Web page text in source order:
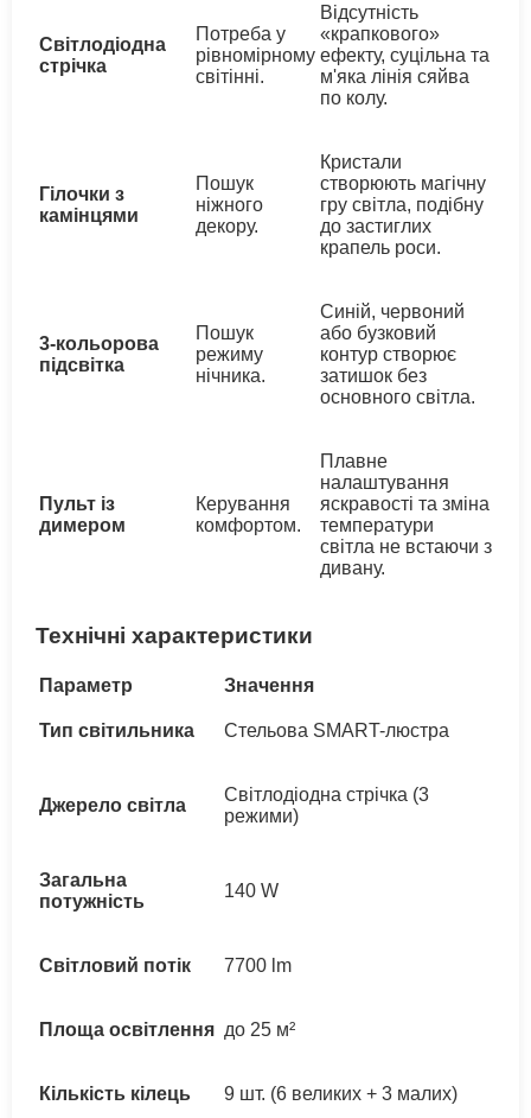
Світлодіодна
стрічка
Потреба у
рівномірному
світінні.
Відсутність
«крапкового»
ефекту, суцільна та
м'яка лінія сяйва
по колу.
Гілочки з
камінцями
Пошук
ніжного
декору.
Кристали
створюють магічну
гру світла, подібну
до застиглих
крапель роси.
3-кольорова
підсвітка
Пошук
режиму
нічника.
Синій, червоний
або бузковий
контур створює
затишок без
основного світла.
Пульт із
димером
Керування
комфортом.
Плавне
налаштування
яскравості та зміна
температури
світла не встаючи з
дивану.
Технічні характеристики
Параметр Значення
Тип світильника Стельова SMART-люстра
Джерело світла
Світлодіодна стрічка (3
режими)
Загальна
потужність
140 W
Світловий потік 7700 lm
Площа освітлення до 25 м²
Кількість кілець 9 шт. (6 великих + 3 малих)